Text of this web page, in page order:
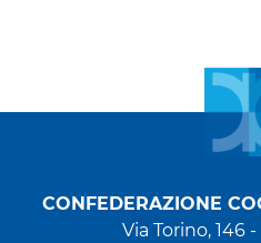
CONFEDERAZIONE
Via Torino, 146